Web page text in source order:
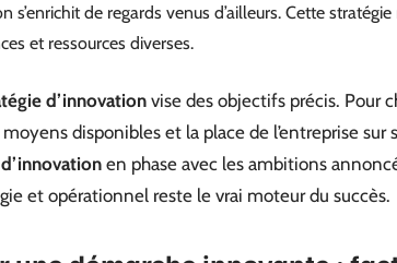
s’enrichit de regards venus d’ailleurs. Cette
et ressources diverses.
d’innovation vise des objectifs précis. Pour
disponibles et la place de l’entreprise
en phase avec les ambitions
et opérationnel reste le vrai moteur du succès.